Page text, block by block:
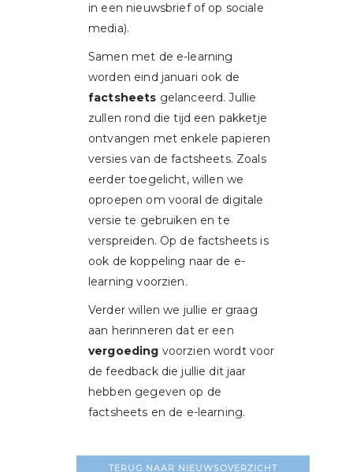
in een nieuwsbrief of op sociale
media).
Samen met de e-learning
worden eind januari ook de
factsheets gelanceerd. Jullie
zullen rond die tijd een pakketje
ontvangen met enkele papieren
versies van de factsheets. Zoals
eerder toegelicht, willen we
oproepen om vooral de digitale
versie te gebruiken en te
verspreiden. Op de factsheets is
ook de koppeling naar de e-
learning voorzien.
Verder willen we jullie er graag
aan herinneren dat er een
vergoeding voorzien wordt voor
de feedback die jullie dit jaar
hebben gegeven op de
factsheets en de e-learning.
TERUG NAAR NIEUWSOVERZICHT